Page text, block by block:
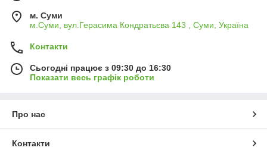
м. Суми
м.Суми, вул.Герасима Кондратьєва 143 , Суми, Україна
Контакти
Сьогодні працює з 09:30 до 16:30
Показати весь графік роботи
Про нас
Контакти